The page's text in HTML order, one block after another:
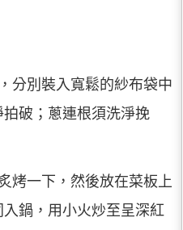
分別裝入寬鬆的紗布袋中
破；蔥連根須洗淨挽
烤一下，然後放在菜板上
鍋，用小火炒至呈深紅